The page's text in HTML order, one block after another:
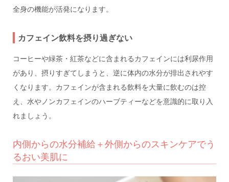
全身の機能が活発になります。
カフェイン飲料を摂り過ぎない
コーヒーや緑茶・紅茶などに含まれるカフェインには利尿作用
があり、摂りすぎてしまうと、逆に体内の水分が排出されやす
くなります。カフェインが含まれる飲料を大量に飲むのは控
え、水やノンカフェインのハーブティーなどを意識的に取り入
れましょう。
内側からの水分補給＋外側からのスキンケアでう
るおい美肌に